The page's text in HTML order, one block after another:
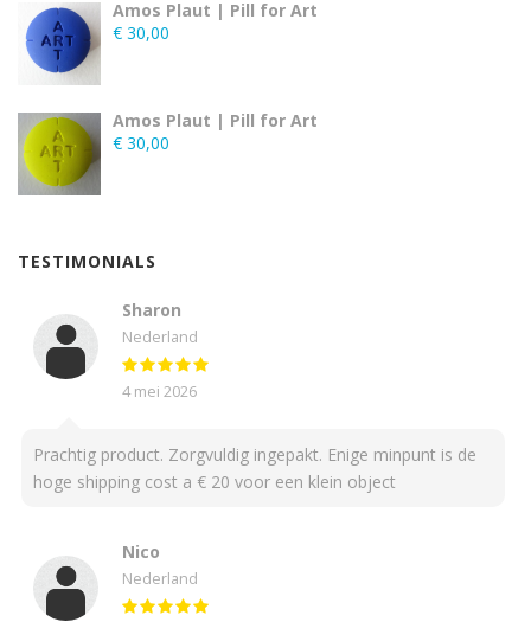
Amos Plaut | Pill for Art
€ 30,00
Amos Plaut | Pill for Art
€ 30,00
TESTIMONIALS
Sharon
Nederland
4 mei 2026
Prachtig product. Zorgvuldig ingepakt. Enige minpunt is de
hoge shipping cost a € 20 voor een klein object
Nico
Nederland